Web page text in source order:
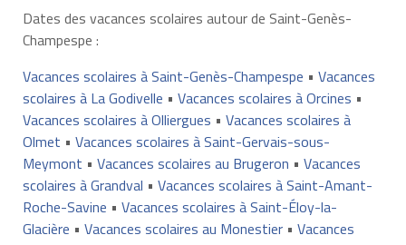
Dates des vacances scolaires autour de Saint-Genès-
Champespe :
Vacances scolaires à Saint-Genès-Champespe • Vacances
scolaires à La Godivelle • Vacances scolaires à Orcines •
Vacances scolaires à Olliergues • Vacances scolaires à
Olmet • Vacances scolaires à Saint-Gervais-sous-
Meymont • Vacances scolaires au Brugeron • Vacances
scolaires à Grandval • Vacances scolaires à Saint-Amant-
Roche-Savine • Vacances scolaires à Saint-Éloy-la-
Glacière • Vacances scolaires au Monestier• Vacances